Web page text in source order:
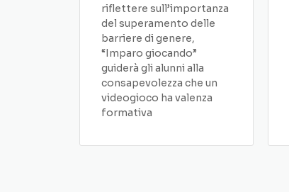
riflettere sull’importanza
del superamento delle
barriere di genere,
“Imparo giocando”
guiderà gli alunni alla
consapevolezza che un
videogioco ha valenza
formativa